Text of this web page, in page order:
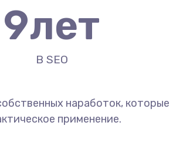
9лет
В SEO
наработок, которые
применение.